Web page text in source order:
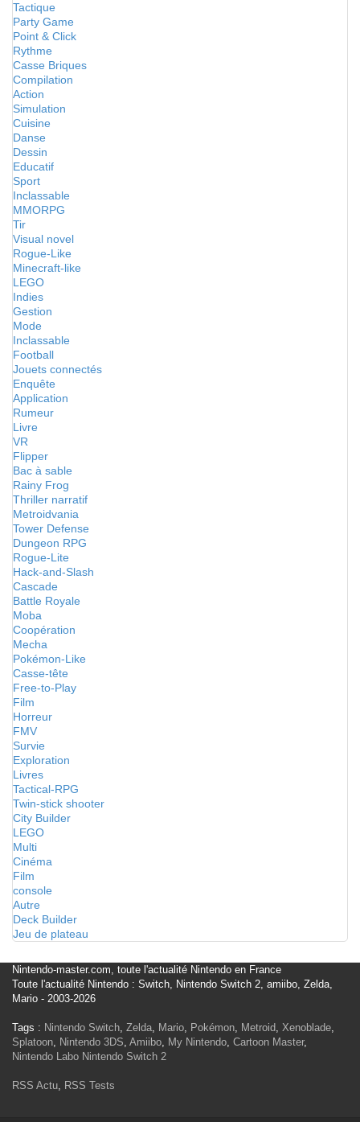
Tactique
Party Game
Point & Click
Rythme
Casse Briques
Compilation
Action
Simulation
Cuisine
Danse
Dessin
Educatif
Sport
Inclassable
MMORPG
Tir
Visual novel
Rogue-Like
Minecraft-like
LEGO
Indies
Gestion
Mode
Inclassable
Football
Jouets connectés
Enquête
Application
Rumeur
Livre
VR
Flipper
Bac à sable
Rainy Frog
Thriller narratif
Metroidvania
Tower Defense
Dungeon RPG
Rogue-Lite
Hack-and-Slash
Cascade
Battle Royale
Moba
Coopération
Mecha
Pokémon-Like
Casse-tête
Free-to-Play
Film
Horreur
FMV
Survie
Exploration
Livres
Tactical-RPG
Twin-stick shooter
City Builder
LEGO
Multi
Cinéma
Film
console
Autre
Deck Builder
Jeu de plateau
Nintendo-master.com, toute l'actualité Nintendo en France
Toute l'actualité Nintendo : Switch, Nintendo Switch 2, amiibo, Zelda,
Mario - 2003-2026
Tags : Nintendo Switch, Zelda, Mario, Pokémon, Metroid, Xenoblade,
Splatoon, Nintendo 3DS, Amiibo, My Nintendo, Cartoon Master,
Nintendo Labo Nintendo Switch 2
RSS Actu, RSS Tests